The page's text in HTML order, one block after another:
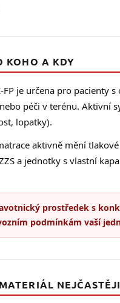
KOHO A KDY
je určena pro pacienty
péči v terénu. Aktivní
lopatky).
aktivně mění
a jednotky s vlastní
prostředek s
podmínkám vaší